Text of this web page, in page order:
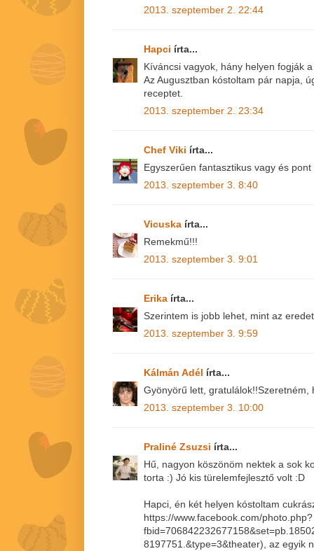
2013. szeptember 2. 22:44
Hapci írta...
Kíváncsi vagyok, hány helyen fogják
Az Augusztban kóstoltam pár napja,
receptet.
2013. szeptember 2. 23:34
Chef Viki írta...
Egyszerűen fantasztikus vagy és pont
2013. szeptember 3. 8:40
Vicuska írta...
Remekmű!!!
2013. szeptember 3. 9:01
Erika írta...
Szerintem is jobb lehet, mint az
2013. szeptember 3. 9:59
Kálmán Adél írta...
Gyönyörű lett,
2013. szeptember 3. 10:00
Praliné Zsuzsi írta...
Hű, nagyon köszönöm nektek a sok
torta :) Jó kis türelemfejlesztő volt :D
Hapci, én két helyen kóstoltam
https://www.facebook.com/photo.php?
8197751.&type=3&theater), az egyik